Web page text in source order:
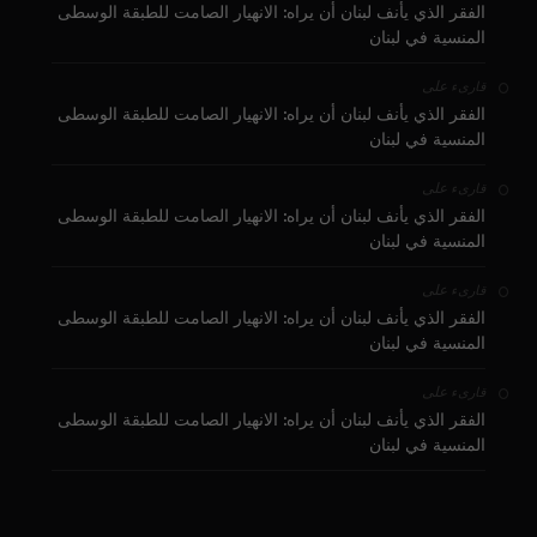
الفقر الذي يأنف لبنان أن يراه: الانهيار الصامت للطبقة الوسطى
المنسية في لبنان
قارىء على
الفقر الذي يأنف لبنان أن يراه: الانهيار الصامت للطبقة الوسطى
المنسية في لبنان
قارىء على
الفقر الذي يأنف لبنان أن يراه: الانهيار الصامت للطبقة الوسطى
المنسية في لبنان
قارىء على
الفقر الذي يأنف لبنان أن يراه: الانهيار الصامت للطبقة الوسطى
المنسية في لبنان
قارىء على
الفقر الذي يأنف لبنان أن يراه: الانهيار الصامت للطبقة الوسطى
المنسية في لبنان